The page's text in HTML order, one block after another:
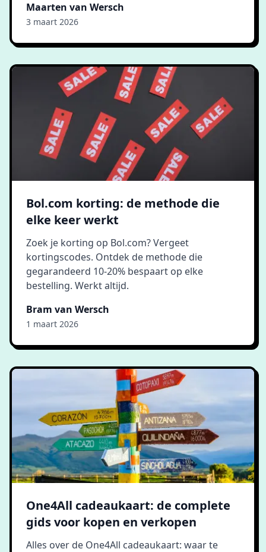
Maarten van Wersch
3 maart 2026
Bol.com korting: de methode die
elke keer werkt
Zoek je korting op Bol.com? Vergeet
kortingscodes. Ontdek de methode die
gegarandeerd 10-20% bespaart op elke
bestelling. Werkt altijd.
Bram van Wersch
1 maart 2026
One4All cadeaukaart: de complete
gids voor kopen en verkopen
Alles over de One4All cadeaukaart: waar te